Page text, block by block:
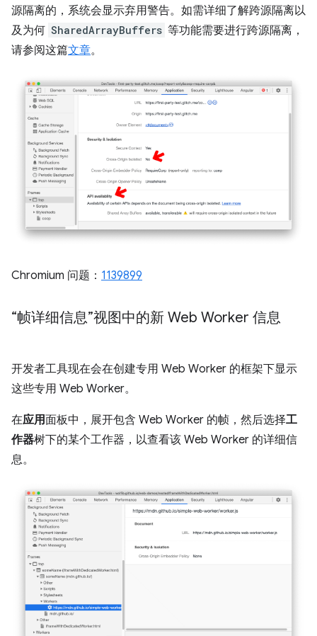
源隔离的，系统会显示弃用警告。如需详细了解跨源隔离以
及为何 SharedArrayBuffers 等功能需要进行跨源隔离，
请参阅这篇文章。
Chromium 问题： 1139899
“帧详细信息”视图中的新 Web Worker 信息
开发者工具现在会在创建专用 Web Worker 的框架下显示
这些专用 Web Worker。
在应用面板中，展开包含 Web Worker 的帧，然后选择工
作器树下的某个工作器，以查看该 Web Worker 的详细信
息。